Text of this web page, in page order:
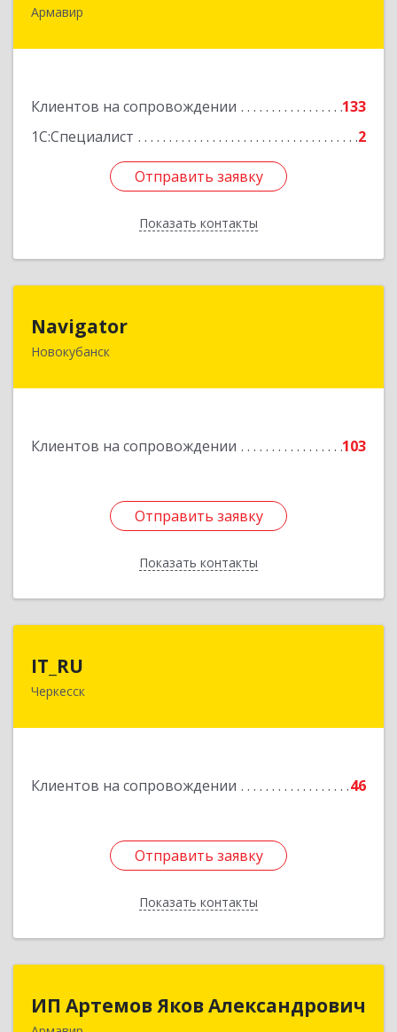
Армавир
Клиентов на сопровождении
133
1С:Специалист
2
Отправить заявку
Показать контакты
Отправить заявку
Назад
Navigator
Новокубанск
Клиентов на сопровождении 103
Отправить заявку
Показать контакты
352240, Краснодарский край, Новокубанск г,
Отправить заявку
Назад
IT_RU
Черкесск
Клиентов на сопровождении 46
Отправить заявку
Показать контакты
Отправить заявку
Назад
ИП Артемов Яков Александрович